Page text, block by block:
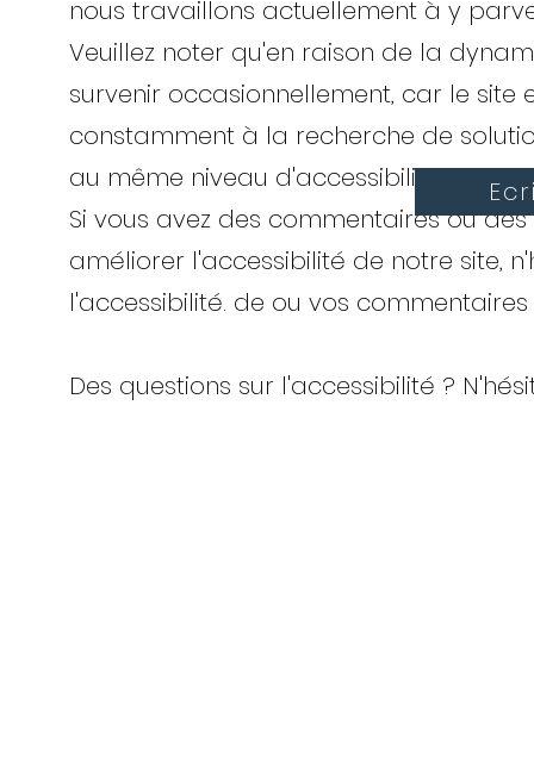
nous travaillons actuellement à y
Veuillez noter qu'en raison de la
survenir occasionnellement, car le site
constamment à la recherche de
au même niveau d'accessibilité
Si vous avez des commentaires ou
améliorer l'accessibilité de notre site,
l'accessibilité. de ou vos
Des questions sur l'accessibilité ?